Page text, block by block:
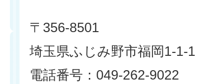
〒356-8501
埼玉県ふじみ野市福岡1-1-1
電話番号：049-262-9022